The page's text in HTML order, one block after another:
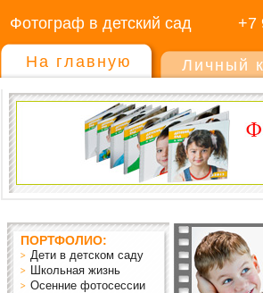
Фотограф в детский сад +7
На главную Личный
ПОРТФОЛИО:
Дети в детском саду
Школьная жизнь
Осенние фотосессии